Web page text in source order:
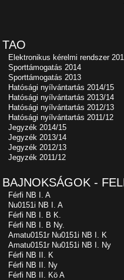
TAO
Elektronikus kérelmi rendszer
Sporttámogatás 2014
Sporttámogatás 2013
Hatósági nyílvántartás 2014/15
Hatósági nyílvántartás 2013/14
Hatósági nyílvántartás 2012/13
Hatósági nyílvántartás 2011/12
Jegyzék 2014/15
Jegyzék 2013/14
Jegyzék 2012/13
Jegyzék 2011/12
BAJNOKSÁGOK -
Férfi NB I. A
Nu0151i NB I. A
Férfi NB I. B K.
Férfi NB I. B Ny.
Amatu0151r Nu0151i NB I. K
Amatu0151r Nu0151i NB I. Ny
Férfi NB II. K
Férfi NB II. Ny
Férfi NB II. Kö A